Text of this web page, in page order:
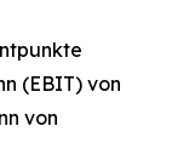
(EBIT) von
von